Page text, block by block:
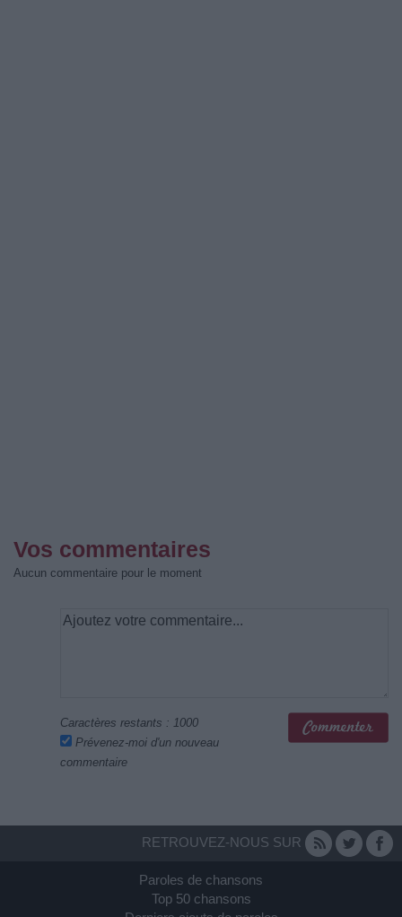
Vos commentaires
Aucun commentaire pour le moment
Caractères restants : 1000
Prévenez-moi d'un nouveau
commentaire
RETROUVEZ-NOUS SUR
Paroles de chansons
Top 50 chansons